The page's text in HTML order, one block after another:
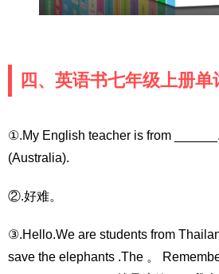
四、英语书七年级上册单
①.My English teacher is from
(Australia).
②.好难。
③.Hello.We are students from
save the elephants .The 。